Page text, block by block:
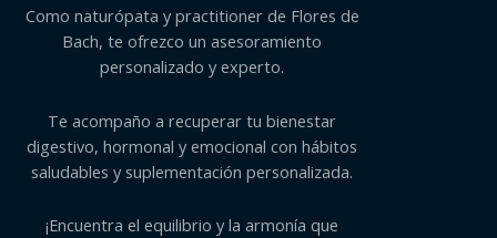
Como naturópata y practitioner de Flores de
Bach, te ofrezco un asesoramiento
personalizado y experto.
Te acompaño a recuperar tu bienestar
digestivo, hormonal y emocional con hábitos
saludables y suplementación personalizada.
¡Encuentra el equilibrio y la armonía que